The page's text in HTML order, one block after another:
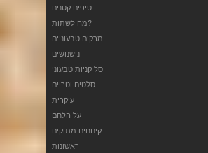
טיפים קטנים
מה לשתות?
מרקים טבעוניים
נישנושים
סל קניות טבעוני
סלטים וטריים
עיקרית
על הלחם
קינוחים מתוקים
ראשונות